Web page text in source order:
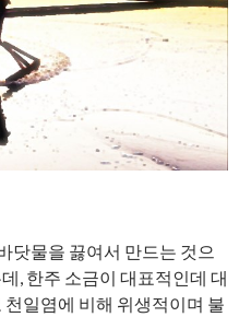
닷물을 끓여서 만드는 것으
, 한주 소금이 대표적인데 대
일염에 비해 위생적이며 불